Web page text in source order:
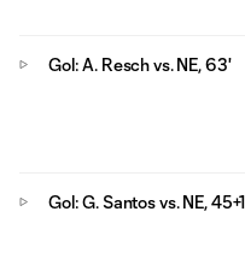
Gol: A. Resch vs. NE, 63'
Gol: G. Santos vs. NE,